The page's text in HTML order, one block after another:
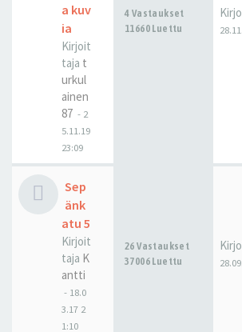
a kuv
ia
Kirjoit
taja t
urkul
ainen
87 - 2
5.11.19
23:09
4 Vastaukset
11660 Luettu
Sep
änk
atu 5
Kirjoit
taja K
antti
- 18.0
3.17 2
1:10
26 Vastaukset
37006 Luettu